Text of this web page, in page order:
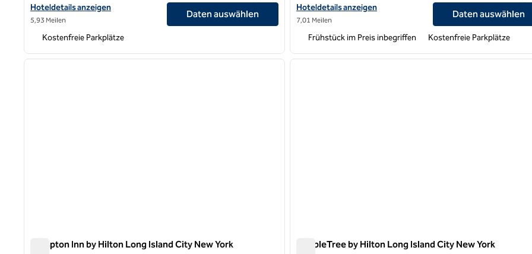
Hoteldetails für DoubleTree by Hilton Hotel Fort Lee – George Washington Bridge anzeigen
Hoteldetails anzeigen
5,93 Meilen
Daten auswählen
Kostenfreie Parkplätze
Hoteldetails für Homewood Suites by Hilton Edgewater-NYC
Hoteldetails anzeigen
7,01 Meilen
Daten auswählen
Frühstück im Preis inbegriffen Kostenfreie Parkplätze
1 von 4
nächstes Bild
Hampton Inn by Hilton Long Island City New York
1 von 6
DoubleTree by Hilton Long Island City New York